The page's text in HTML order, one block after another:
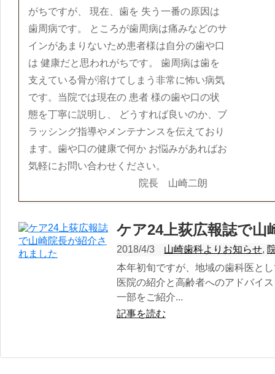
がちですが、 現在、歯を 失う一番の原因は
歯周病です。 ところが歯周病は痛みなどのサ
インがあまりないため患者様は自分の歯や口
は 健康だと思われがちです。 歯周病は歯を
支えている骨が溶けてしまう非常に怖い病気
です。当院では現在の 患者 様の歯や口の状
態を丁寧に説明し、 どうすれば良いのか、ブ
ラッシング指導やメンテナンスを伝えており
ます。歯や口の健康で何か お悩みがあればお
気軽にお問い合わせください。
院長 山崎二朗
ケア24上荻広報誌で山
2018/4/3 山崎歯科よりお知らせ,
本年初旬ですが、地域の歯科医と
医院の紹介と高齢者へのアドバイ
一部をご紹介...
記事を読む